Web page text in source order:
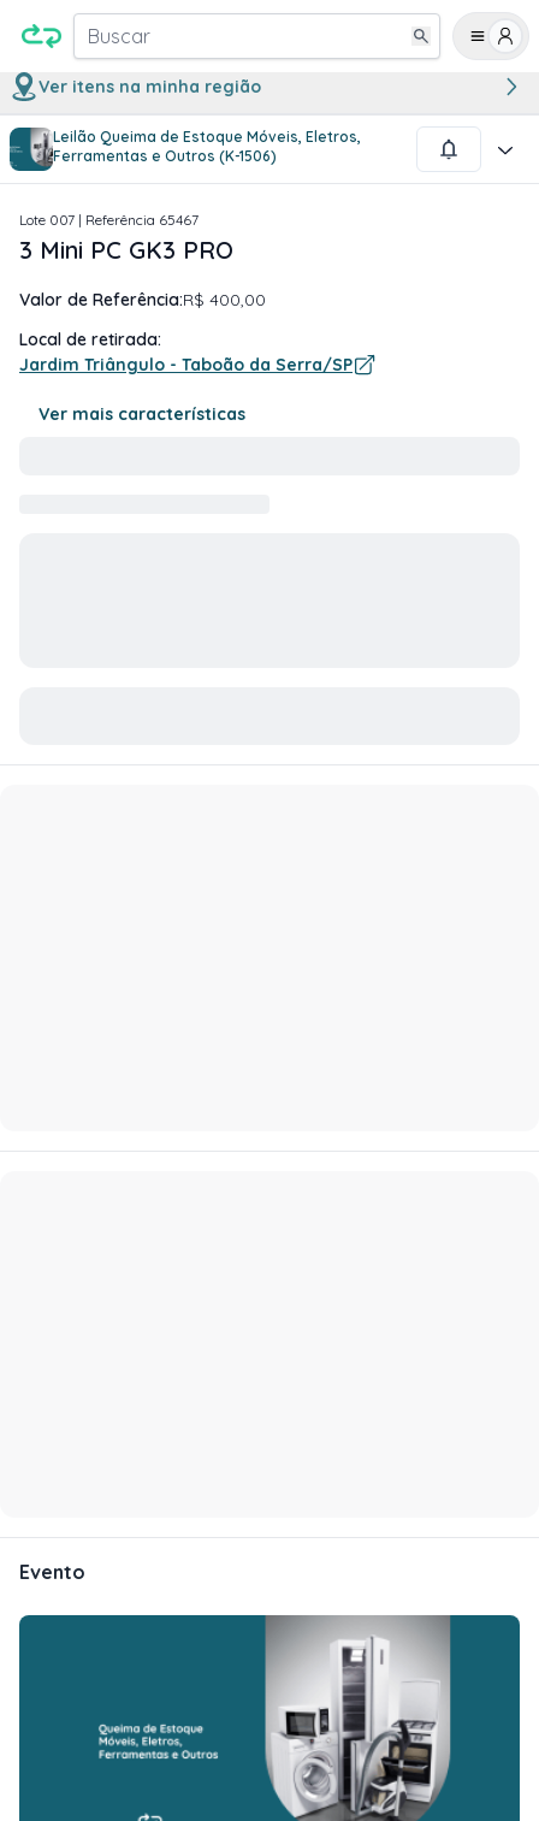
Buscar
Ver itens na minha região
Leilão Queima de Estoque Móveis, Eletros,
Ferramentas e Outros (K-1506)
1/1
Lote 007 | Referência 65467
3 Mini PC GK3 PRO
Valor de Referência:R$ 400,00
Local de retirada:
Jardim Triângulo - Taboão da Serra/SP
Ver mais características
Evento